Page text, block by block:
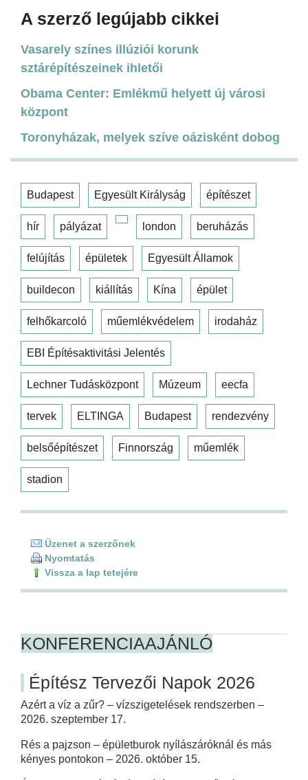
A szerző legújabb cikkei
Vasarely színes illúziói korunk
sztárépítészeinek ihletői
Obama Center: Emlékmű helyett új városi
központ
Toronyházak, melyek szíve oázisként dobog
Budapest Egyesült Királyság építészet
hír pályázat london beruházás
felújítás épületek Egyesült Államok
buildecon kiállítás Kína épület
felhőkarcoló műemlékvédelem irodaház
EBI Építésaktivitási Jelentés
Lechner Tudásközpont Múzeum eecfa
tervek ELTINGA Budapest rendezvény
belsőépítészet Finnország műemlék
stadion
Üzenet a szerzőnek
Nyomtatás
Vissza a lap tetejére
KONFERENCIAAJÁNLÓ
Építész Tervezői Napok 2026
Azért a víz a zűr? – vízszigetelések rendszerben –
2026. szeptember 17.
Rés a pajzson – épületburok nyílászáróknál és más
kényes pontokon – 2026. október 15.